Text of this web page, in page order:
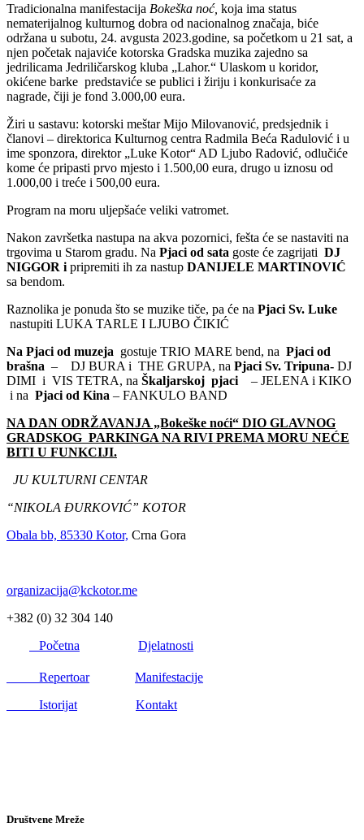
Tradicionalna manifestacija Bokeška noć, koja ima status
nematerijalnog kulturnog dobra od nacionalnog značaja, biće
održana u subotu, 24. avgusta 2023.godine, sa početkom u 21 sat, a
njen početak najaviće kotorska Gradska muzika zajedno sa
jedrilicama Jedriličarskog kluba „Lahor.“ Ulaskom u koridor,
okićene barke predstaviće se publici i žiriju i konkurisaće za
nagrade, čiji je fond 3.000,00 eura.
Žiri u sastavu: kotorski meštar Mijo Milovanović, predsjednik i
članovi – direktorica Kulturnog centra Radmila Beća Radulović i u
ime sponzora, direktor „Luke Kotor“ AD Ljubo Radović, odlučiće
kome će pripasti prvo mjesto i 1.500,00 eura, drugo u iznosu od
1.000,00 i treće i 500,00 eura.
Program na moru uljepšaće veliki vatromet.
Nakon završetka nastupa na akva pozornici, fešta će se nastaviti na
trgovima u Starom gradu. Na Pjaci od sata goste će zagrijati DJ
NIGGOR i pripremiti ih za nastup DANIJELE MARTINOVIĆ
sa bendom.
Raznolika je ponuda što se muzike tiče, pa će na Pjaci Sv. Luke
nastupiti LUKA TARLE I LJUBO ČIKIĆ
Na Pjaci od muzeja gostuje TRIO MARE bend, na Pjaci od
brašna – DJ BURA i THE GRUPA, na Pjaci Sv. Tripuna- DJ
DIMI i VIS TETRA, na Škaljarskoj pjaci – JELENA i KIKO
i na Pjaci od Kina – FANKULO BAND
NA DAN ODRŽAVANJA „Bokeške noći“ DIO GLAVNOG
GRADSKOG PARKINGA NA RIVI PREMA MORU NEĆE
BITI U FUNKCIJI.
JU KULTURNI CENTAR
“NIKOLA ĐURKOVIĆ” KOTOR
Obala bb, 85330 Kotor, Crna Gora
organizacija@kckotor.me
+382 (0) 32 304 140
Početna
Djelatnosti
Repertoar
Manifestacije
Istorijat
Kontakt
Društvene Mreže